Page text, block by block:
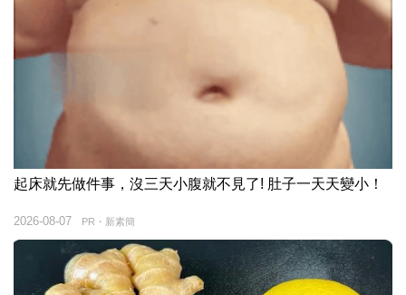
起床就先做件事，沒三天小腹就不見了! 肚子一天天變小！
PR・新素簡
2026-08-07